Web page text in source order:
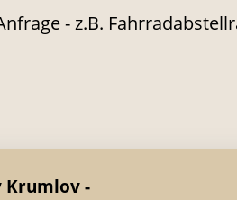
- z.B.
Krumlov -